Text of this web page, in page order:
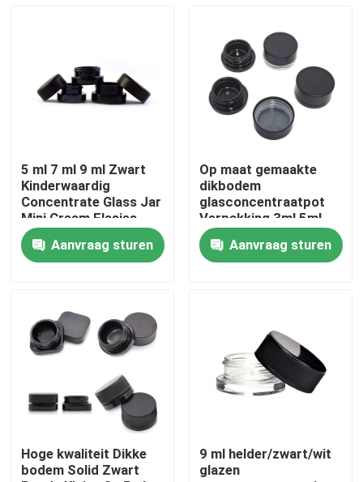
Producten
Ongeveer ons
Fabrieksreis
Contacteer ons
Verzoek om een Citaat
De Kruiken van het glasconcentraat
5 ml 7 ml 9 ml Zwart
Kinderwaardig
Concentrate Glass Jar
Mini Cream Flasjes
Cosmetische Zwarte
Containers potten met
deksel
Aanvraag sturen
Op maat gemaakte
dikbodem
glasconcentraatpot
Verpakking 3ml 5ml
7ml 9ml 15ml
Kinderwaardig
Aanvraag sturen
Hoge kwaliteit Dikke
bodem Solid Zwart
9 ml helder/zwart/wit
glazen